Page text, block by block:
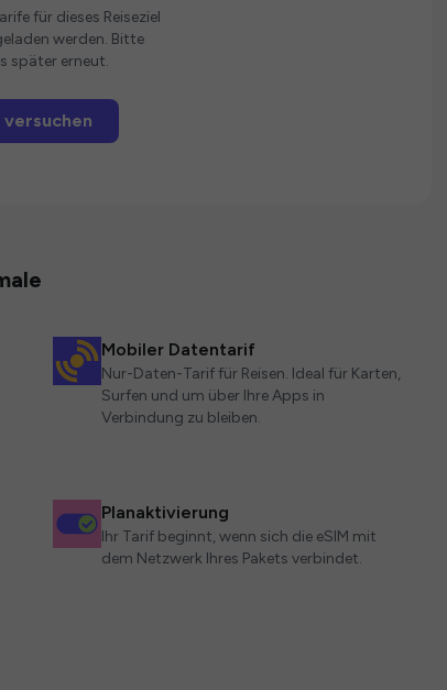
für dieses Reiseziel
werden. Bitte
später erneut.
Mobiler Datentarif
Nur-Daten-Tarif für Reisen. Ideal für Karten,
Surfen und um über Ihre Apps in
Verbindung zu bleiben.
Planaktivierung
Ihr Tarif beginnt, wenn sich die eSIM mit
dem Netzwerk Ihres Pakets verbindet.